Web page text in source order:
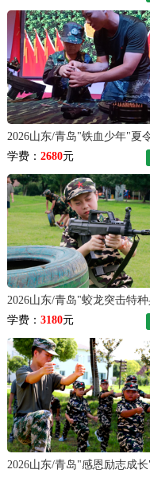
学费： 2680元
学费： 3180元